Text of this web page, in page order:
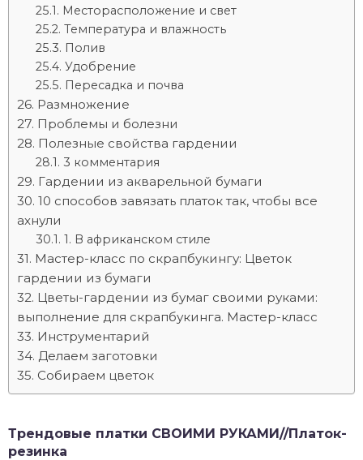
Месторасположение и свет
Температура и влажность
Полив
Удобрение
Пересадка и почва
Размножение
Проблемы и болезни
Полезные свойства гардении
3 комментария
Гардении из акварельной бумаги
10 способов завязать платок так, чтобы все
ахнули
1. В африканском стиле
Мастер-класс по скрапбукингу: Цветок
гардении из бумаги
Цветы-гардении из бумаг своими руками:
выполнение для скрапбукинга. Мастер-класс
Инструментарий
Делаем заготовки
Собираем цветок
Трендовые платки СВОИМИ РУКАМИ//Платок-
резинка